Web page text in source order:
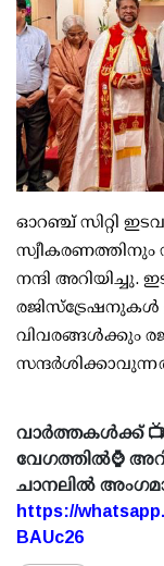
ഓറഞ്ച് സിറ്റി
നന്ദി അറിയിച്ചു.
രജിസ്ട്രേഷനുകൾ
വിവരങ്ങൾക്കും
വാർത്തകൾക്ക് 📺
വേഗത്തിൽ⌚
ചാനലിൽ
https://
BAUc26